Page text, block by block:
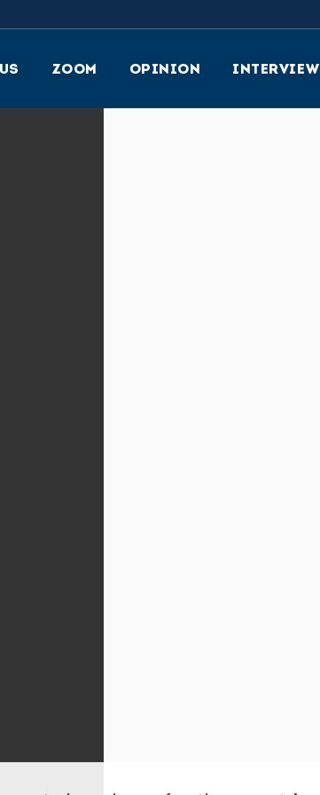
ZOOM OPINION INTERVIEW